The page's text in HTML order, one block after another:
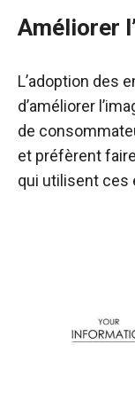
Améliorer
L’adoption des
d’améliorer
de
et préfèrent
qui utilisent ces